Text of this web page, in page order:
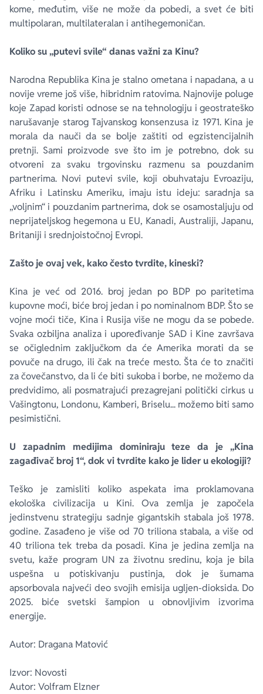
kome, međutim, više ne može da pobedi, a svet će biti
multipolaran, multilateralan i antihegemoničan.
Koliko su „putevi svile“ danas važni za Kinu?
Narodna Republika Kina je stalno ometana i napadana, a u
novije vreme još više, hibridnim ratovima. Najnovije poluge
koje Zapad koristi odnose se na tehnologiju i geostrateško
narušavanje starog Tajvanskog konsenzusa iz 1971. Kina je
morala da nauči da se bolje zaštiti od egzistencijalnih
pretnji. Sami proizvode sve što im je potrebno, dok su
otvoreni za svaku trgovinsku razmenu sa pouzdanim
partnerima. Novi putevi svile, koji obuhvataju Evroaziju,
Afriku i Latinsku Ameriku, imaju istu ideju: saradnja sa
„voljnim“ i pouzdanim partnerima, dok se osamostaljuju od
neprijateljskog hegemona u EU, Kanadi, Australiji, Japanu,
Britaniji i srednjoistočnoj Evropi.
Zašto je ovaj vek, kako često tvrdite, kineski?
Kina je već od 2016. broj jedan po BDP po paritetima
kupovne moći, biće broj jedan i po nominalnom BDP. Što se
vojne moći tiče, Kina i Rusija više ne mogu da se pobede.
Svaka ozbiljna analiza i upoređivanje SAD i Kine završava
se očiglednim zaključkom da će Amerika morati da se
povuče na drugo, ili čak na treće mesto. Šta će to značiti
za čovečanstvo, da li će biti sukoba i borbe, ne možemo da
predvidimo, ali posmatrajući prezagrejani politički cirkus u
Vašingtonu, Londonu, Kamberi, Briselu... možemo biti samo
pesimistični.
U zapadnim medijima dominiraju teze da je „Kina
zagađivač broj 1“, dok vi tvrdite kako je lider u ekologiji?
Teško je zamisliti koliko aspekata ima proklamovana
ekološka civilizacija u Kini. Ova zemlja je započela
jedinstvenu strategiju sadnje gigantskih stabala još 1978.
godine. Zasađeno je više od 70 triliona stabala, a više od
40 triliona tek treba da posadi. Kina je jedina zemlja na
svetu, kaže program UN za životnu sredinu, koja je bila
uspešna u potiskivanju pustinja, dok je šumama
apsorbovala najveći deo svojih emisija ugljen-dioksida. Do
2025. biće svetski šampion u obnovljivim izvorima
energije.
Autor: Dragana Matović
Izvor: Novosti
Autor: Volfram Elzner